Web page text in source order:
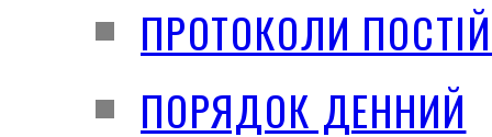
ПРОТОКОЛИ
ПОРЯДОК ДЕННИЙ